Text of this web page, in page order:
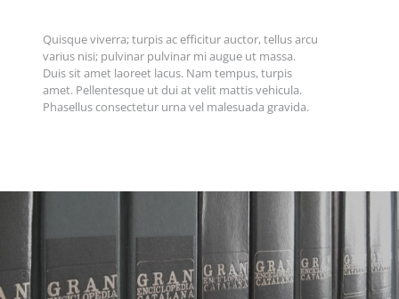
Quisque viverra; turpis ac efficitur auctor, tellus arcu
varius nisi; pulvinar pulvinar mi augue ut massa.
Duis sit amet laoreet lacus. Nam tempus, turpis
amet. Pellentesque ut dui at velit mattis vehicula.
Phasellus consectetur urna vel malesuada gravida.